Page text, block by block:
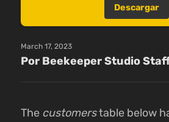
Descargar
March 17, 2023
Por Beekeeper Studio
The customerstable below